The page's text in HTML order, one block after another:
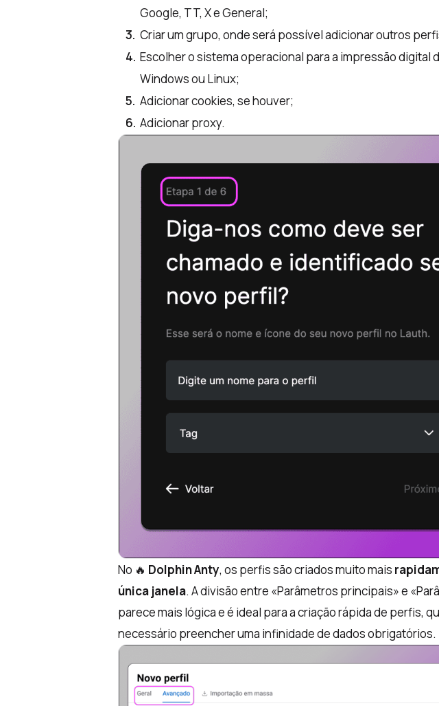
Google, TT, X e General;
Criar um grupo, onde será possível adicionar outros
Escolher o sistema operacional para a impressão digital
Windows ou Linux;
Adicionar cookies, se houver;
Adicionar proxy.
No 🔥 Dolphin Anty, os perfis são criados muito mais
única janela. A divisão entre «Parâmetros principais» e
parece mais lógica e é ideal para a criação rápida de perfis,
necessário preencher uma infinidade de dados obrigatórios.